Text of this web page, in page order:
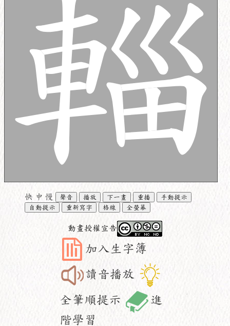
快 中 慢 聲音 播放 下一畫 重播
手動提示
自動提示
重新寫字 格線 全螢幕
動畫授權宣告
加入生字簿
讀音播放
全筆順提示
進
階學習